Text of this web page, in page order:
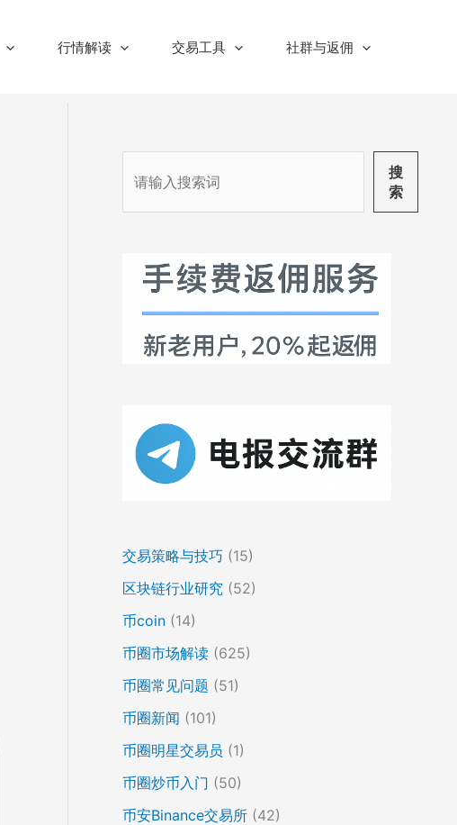
行情解读 交易工具 社群与返佣
搜
索
交易策略与技巧 (15)
区块链行业研究 (52)
币coin (14)
币圈市场解读 (625)
币圈常见问题 (51)
币圈新闻 (101)
币圈明星交易员 (1)
币圈炒币入门 (50)
币安Binance交易所 (42)